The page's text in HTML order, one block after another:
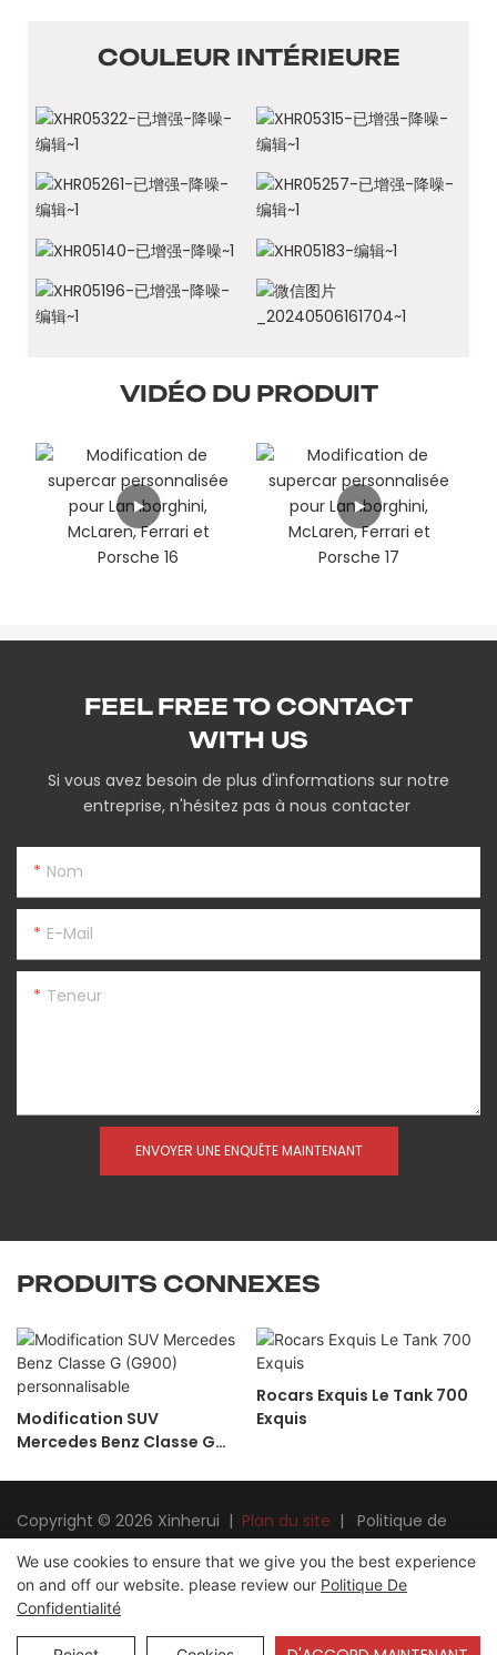
COULEUR INTÉRIEURE
VIDÉO DU PRODUIT
FEEL FREE TO CONTACT
WITH US
Si vous avez besoin de plus d'informations sur notre
entreprise, n'hésitez pas à nous contacter
Nom
E-Mail
Teneur
ENVOYER UNE ENQUÊTE MAINTENANT
PRODUITS CONNEXES
Modification SUV
Mercedes Benz Classe G
Rocars Exquis Le Tank 700
Exquis
Copyright © 2026 Xinherui | Plan du site |
Politique de
confidentialité
We use cookies to ensure that we give you the best experience
on and off our website. please review our Politique De
Confidentialité